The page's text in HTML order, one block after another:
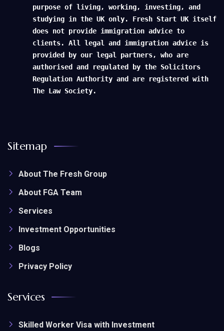
purpose of living, working, investing, and
studying in the UK only. Fresh Start UK itself
does not provide immigration advice to
clients. All legal and immigration advice is
provided by our legal partners, who are
authorised and regulated by the Solicitors
Regulation Authority and are registered with
The Law Society.
Sitemap
About The Fresh Group
About FGA Team
Services
Investment Opportunities
Blogs
Privacy Policy
Services
Skilled Worker Visa with Investment